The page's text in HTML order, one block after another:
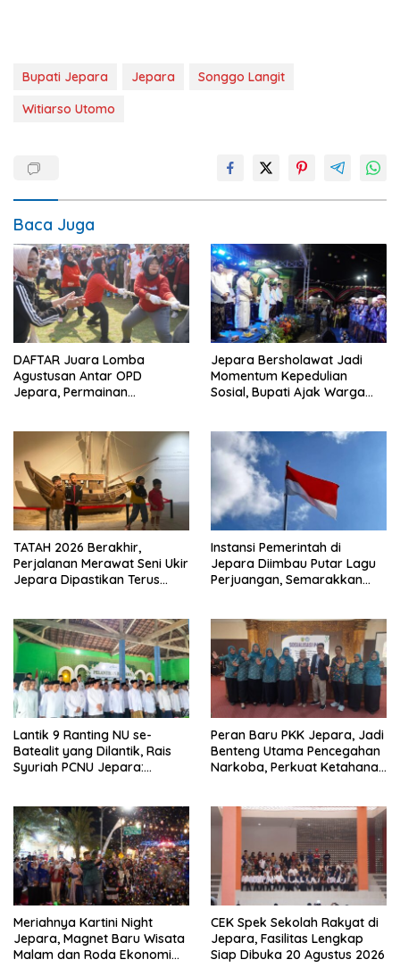
Bupati Jepara Jepara
Songgo Langit
Witiarso Utomo
Baca Juga
DAFTAR Juara Lomba
Agustusan Antar OPD
Jepara, Permainan
Jepara Bersholawat Jadi
Momentum Kepedulian
Sosial, Bupati Ajak Warga
TATAH 2026 Berakhir,
Perjalanan Merawat Seni Ukir
Jepara Dipastikan Terus
Instansi Pemerintah di
Jepara Diimbau Putar Lagu
Perjuangan, Semarakkan
Lantik 9 Ranting NU se-
Batealit yang Dilantik, Rais
Syuriah PCNU Jepara:
Peran Baru PKK Jepara, Jadi
Benteng Utama Pencegahan
Narkoba, Perkuat Ketahanan
Meriahnya Kartini Night
Jepara, Magnet Baru Wisata
Malam dan Roda Ekonomi
CEK Spek Sekolah Rakyat di
Jepara, Fasilitas Lengkap
Siap Dibuka 20 Agustus 2026